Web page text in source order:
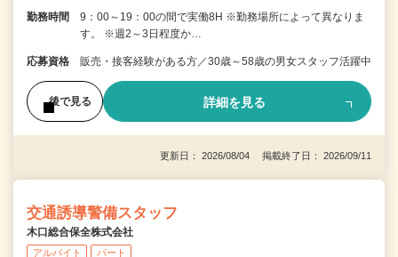
勤務時間
9：00～19：00の間で実働8H ※勤務場所によって異なりま
す。 ※週2～3日程度か…
応募資格 販売・接客経験がある方／30歳～58歳の男女スタッフ活躍中
後で見る 詳細を見る
更新日： 2026/08/04 掲載終了日： 2026/09/11
交通誘導警備スタッフ
木口総合保全株式会社
アルバイト パート